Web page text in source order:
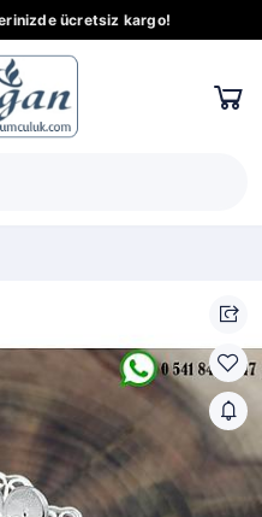
ücretsiz kargo!